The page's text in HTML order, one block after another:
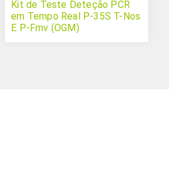
Kit de Teste Deteção PCR
em Tempo Real P-35S T-Nos
E P-Fmv (OGM)